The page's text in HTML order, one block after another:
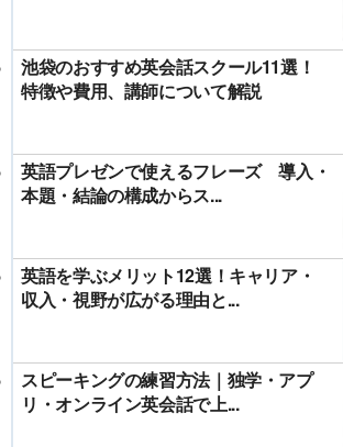
池袋のおすすめ英会話スクール11選！
特徴や費用、講師について解説
英語プレゼンで使えるフレーズ 導入・
本題・結論の構成からス...
英語を学ぶメリット12選！キャリア・
収入・視野が広がる理由と...
スピーキングの練習方法｜独学・アプ
リ・オンライン英会話で上...